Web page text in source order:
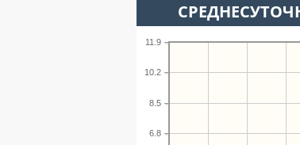
6.8
8.5
10.2
11.9